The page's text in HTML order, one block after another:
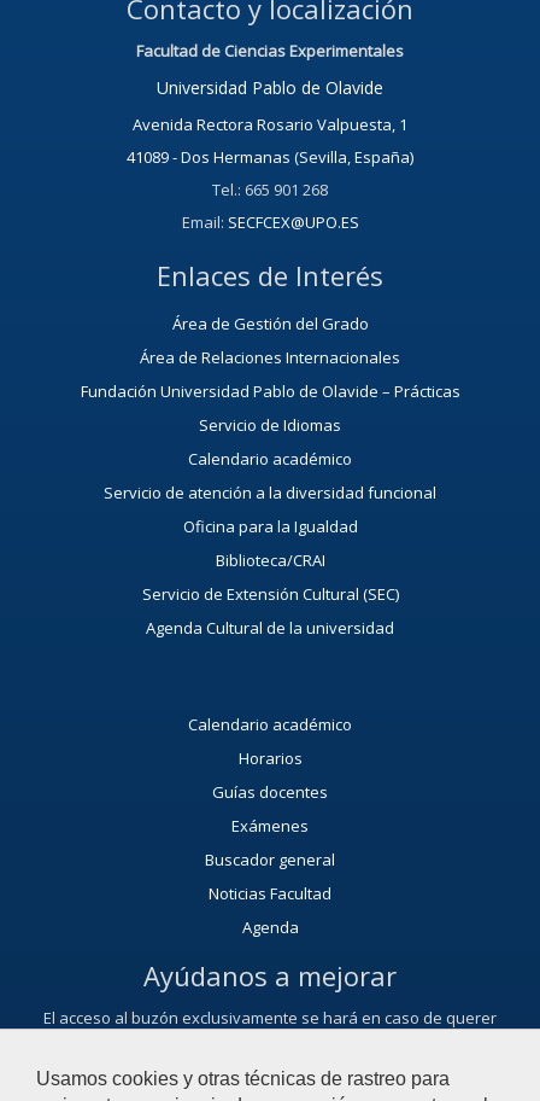
Usamos cookies y otras técnicas de rastreo para
Contacto y localización
Facultad de Ciencias Experimentales
Universidad Pablo de Olavide
Avenida Rectora Rosario Valpuesta, 1
41089 - Dos Hermanas (Sevilla, España)
Tel.: 665 901 268
Email: SECFCEX@UPO.ES
Enlaces de Interés
Área de Gestión del Grado
Área de Relaciones Internacionales
Fundación Universidad Pablo de Olavide – Prácticas
Servicio de Idiomas
Calendario académico
Servicio de atención a la diversidad funcional
Oficina para la Igualdad
Biblioteca/CRAI
Servicio de Extensión Cultural (SEC)
Agenda Cultural de la universidad
Calendario académico
Horarios
Guías docentes
Exámenes
Buscador general
Noticias Facultad
Agenda
Ayúdanos a mejorar
El acceso al buzón exclusivamente se hará en caso de querer